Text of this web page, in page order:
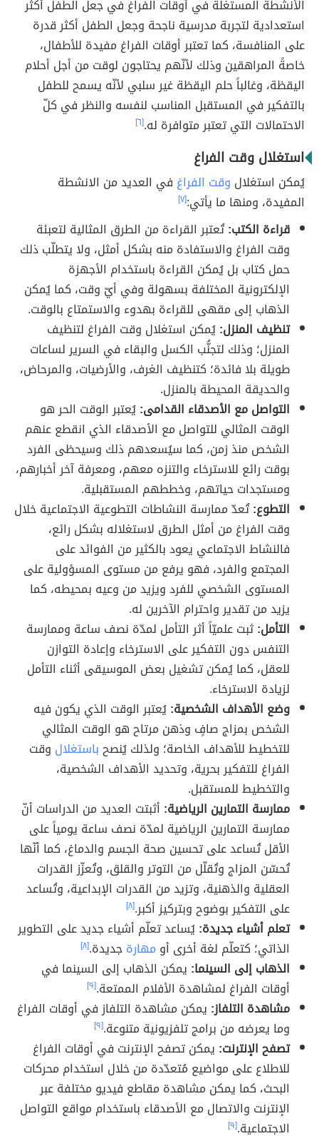
الأنشطة المستغلة في أوقات الفراغ في جعل الطفل أكثر
استعدادية لتجربة مدرسية ناجحة وجعل الطفل أكثر قدرة
على المنافسة، كما تعتبر أوقات الفراغ مفيدة للأطفال،
خاصةً المراهقين وذلك لأنّهم يحتاجون لوقت من أجل أحلام
اليقظة، وغالباً حلم اليقظة غير سلبي لأنّه يسمح للطفل
بالتفكير في المستقبل المناسب لنفسه والنظر في كلّ
الاحتمالات التي تعتبر متوافرة له.[٦]
استغلال وقت الفراغ
يُمكن استغلال وقت الفراغ في العديد من الانشطة
المفيدة، ومنها ما يأتي:[٧]
قراءة الكتب:تُعتبر القراءة من الطرق المثالية لتعبئة
وقت الفراغ والاستفادة منه بشكل أمثل، ولا يتطلّب ذلك
حمل كتاب بل يُمكن القراءة باستخدام الأجهزة
الإلكترونية المختلفة بسهولة وفي أيّ وقت، كما يُمكن
الذهاب إلى مقهى للقراءة بهدوء والاستمتاع بالوقت.
تنظيف المنزل:يُمكن استغلال وقت الفراغ لتنظيف
المنزل؛ وذلك لتجنُّب الكسل والبقاء في السرير لساعات
طويلة بلا فائدة؛ كتنظيف الغرف، والأرضيات، والمرحاض،
والحديقة المحيطة بالمنزل.
التواصل مع الأصدقاء القدامى:يُعتبر الوقت الحر هو
الوقت المثالي للتواصل مع الأصدقاء الذي انقطع عنهم
الشخص منذ زمن، كما سيُسعدهم ذلك وسيحظى الفرد
بوقت رائع للاسترخاء والتنزه معهم، ومعرفة آخر أخبارهم،
ومستجدات حياتهم، وخططهم المستقبلية.
التطوع:تُعدّ ممارسة النشاطات التطوعية الاجتماعية خلال
وقت الفراغ من أمثل الطرق لاستغلاله بشكل رائع،
فالنشاط الاجتماعي يعود بالكثير من الفوائد على
المجتمع والفرد، فهو يرفع من مستوى المسؤولية على
المستوى الشخصي للفرد ويزيد من وعيه بمحيطه، كما
يزيد من تقدير واحترام الآخرين له.
التأمل:ثبت علميّاً أثر التأمل لمدّة نصف ساعة وممارسة
التنفس دون التفكير على الاسترخاء وإعادة التوازن
للعقل، كما يُمكن تشغيل بعض الموسيقى أثناء التأمل
لزيادة الاسترخاء.
وضع الأهداف الشخصية:يُعتبر الوقت الذي يكون فيه
الشخص بمزاج صافٍ وذهن مرتاح هو الوقت المثالي
للتخطيط للأهداف الخاصة؛ ولذلك يُنصحباستغلال وقت
الفراغ للتفكير بحرية، وتحديد الأهداف الشخصية،
والتخطيط للمستقبل.
ممارسة التمارين الرياضية: أثبتت العديد من الدراسات أنّ
ممارسة التمارين الرياضية لمدّة نصف ساعة يومياً على
الأقل تُساعد على تحسين صحة الجسم والدماغ، كما أنّها
تُحسّن المزاج وتُقلّل من التوتر والقلق، وتُعزّز القدرات
العقلية والذهنية، وتزيد من القدرات الإبداعية، وتُساعد
على التفكير بوضوح وبتركيز أكبر.[٨]
تعلم أشياء جديدة:يُساعد تعلّم أشياء جديد على التطوير
الذاتي؛ كتعلّم لغة أخرى أو مهارةجديدة.[٨]
الذهاب إلى السينما: يمكن الذهاب إلى السينما في
أوقات الفراغ لمشاهدة الأفلام الممتعة.[٩]
مشاهدة التلفاز: يمكن مشاهدة التلفاز في أوقات الفراغ
وما يعرضه من برامج تلفزيونية متنوعة.[٩]
تصفح الإنترنت: يمكن تصفح الإنترنت في أوقات الفراغ
للاطلاع على مواضيع مُتعدّدة من خلال استخدام محركات
البحث، كما يمكن مشاهدة مقاطع فيديو مختلفة عبر
الإنترنت والاتصال مع الأصدقاء باستخدام مواقع التواصل
الاجتماعية.[٩]